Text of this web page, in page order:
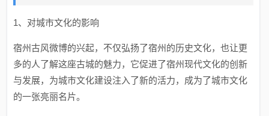
1、对城市文化的影响
宿州古风微博的兴起，不仅弘扬了宿州的历史文化，也让更
多的人了解这座古城的魅力，它促进了宿州现代文化的创新
与发展，为城市文化建设注入了新的活力，成为了城市文化
的一张亮丽名片。